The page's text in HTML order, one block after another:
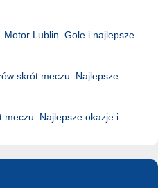
Lublin. Gole i najlepsze
skrót meczu. Najlepsze
meczu. Najlepsze okazje i